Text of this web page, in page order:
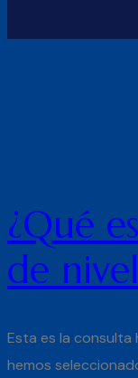
¿Qué
de
Esta es la
hemos